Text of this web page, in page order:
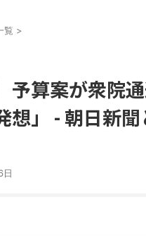
覧 >
予算案が衆院
想」 - 朝日新
日